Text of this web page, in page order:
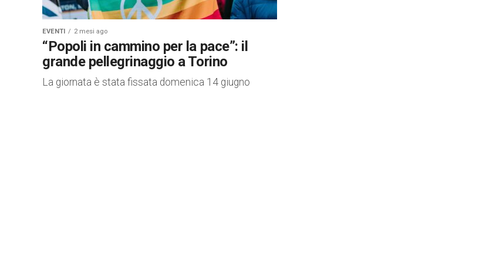
EVENTI 2 mesi ago
“Popoli in cammino per la pace”: il
grande pellegrinaggio a Torino
La giornata è stata fissata domenica 14 giugno